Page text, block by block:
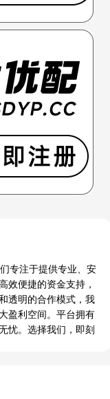
专注于提供专业、安
效便捷的资金支持，
透明的合作模式，我
盈利空间。平台拥有
忧。选择我们，即刻